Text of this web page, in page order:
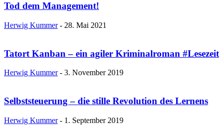
Tod dem Management!
Herwig Kummer - 28. Mai 2021
Tatort Kanban – ein agiler Kriminalroman #Lesezeit
Herwig Kummer - 3. November 2019
Selbststeuerung – die stille Revolution des Lernens
Herwig Kummer - 1. September 2019